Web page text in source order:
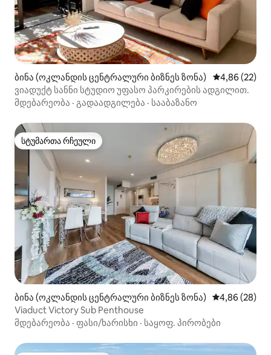
ბინა (ოკლანდის ცენტრალური ბიზნეს ზონა) საშუალო
4,86 (22)
ვიადუქტ სანნი სტუდიო უფასო პარკირების ადგილით.
მდებარეობა · გადაადგილება · სააბაზანო
სტუმართა რჩეული
სტუმართა რჩეული
ბინა (ოკლანდის ცენტრალური ბიზნეს ზონა) საშუალო
4,86 (28)
Viaduct Victory Sub Penthouse
მდებარეობა · ფასი/ხარისხი · საყოფ. პირობები